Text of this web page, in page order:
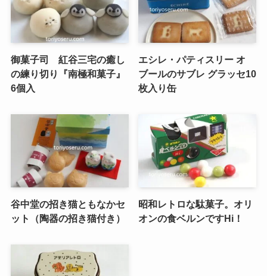
御菓子司 紅谷三宅の癒し
の練り切り『南極和菓子』
6個入
エシレ・パティスリー オ
ブールのサブレ グラッセ10
枚入り缶
谷中堂の招き猫ともなかセ
ット（陶器の招き猫付き）
昭和レトロな駄菓子。オリ
オンの食ベルンですHi！